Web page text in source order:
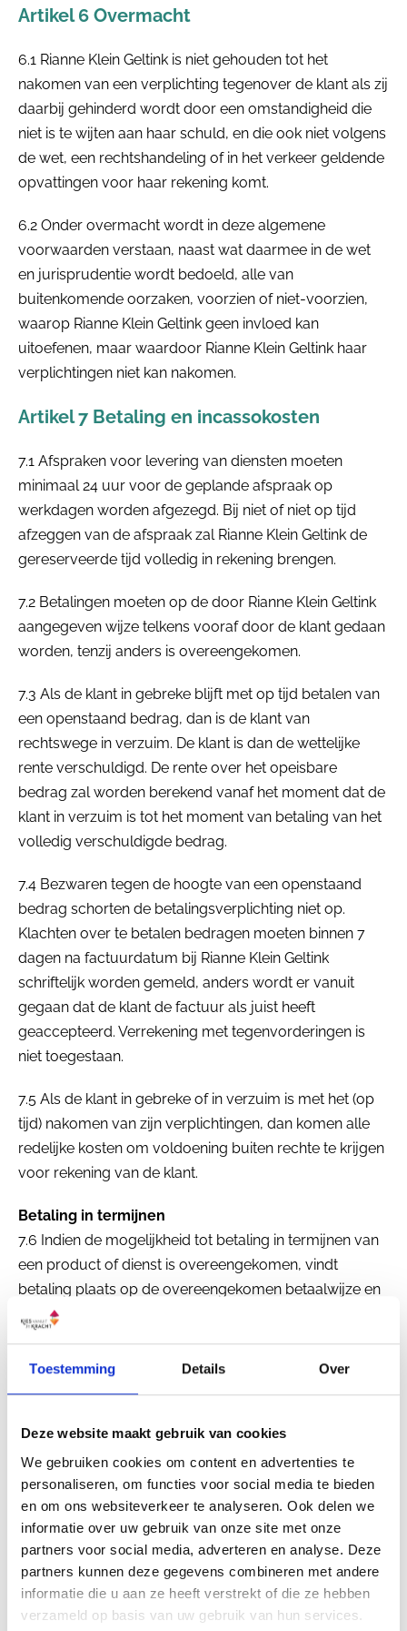
Toestemming Details Over
Deze website maakt gebruik van cookies
We gebruiken cookies om content en advertenties te
personaliseren, om functies voor social media te bieden
en om ons websiteverkeer te analyseren. Ook delen we
informatie over uw gebruik van onze site met onze
partners voor social media, adverteren en analyse. Deze
partners kunnen deze gegevens combineren met andere
informatie die u aan ze heeft verstrekt of die ze hebben
verzameld op basis van uw gebruik van hun services.
Artikel 6 Overmacht
6.1 Rianne Klein Geltink is niet gehouden tot het
nakomen van een verplichting tegenover de klant als zij
daarbij gehinderd wordt door een omstandigheid die
niet is te wijten aan haar schuld, en die ook niet volgens
de wet, een rechtshandeling of in het verkeer geldende
opvattingen voor haar rekening komt.
6.2 Onder overmacht wordt in deze algemene
voorwaarden verstaan, naast wat daarmee in de wet
en jurisprudentie wordt bedoeld, alle van
buitenkomende oorzaken, voorzien of niet-voorzien,
waarop Rianne Klein Geltink geen invloed kan
uitoefenen, maar waardoor Rianne Klein Geltink haar
verplichtingen niet kan nakomen.
Artikel 7 Betaling en incassokosten
7.1 Afspraken voor levering van diensten moeten
minimaal 24 uur voor de geplande afspraak op
werkdagen worden afgezegd. Bij niet of niet op tijd
afzeggen van de afspraak zal Rianne Klein Geltink de
gereserveerde tijd volledig in rekening brengen.
7.2 Betalingen moeten op de door Rianne Klein Geltink
aangegeven wijze telkens vooraf door de klant gedaan
worden, tenzij anders is overeengekomen.
7.3 Als de klant in gebreke blijft met op tijd betalen van
een openstaand bedrag, dan is de klant van
rechtswege in verzuim. De klant is dan de wettelijke
rente verschuldigd. De rente over het opeisbare
bedrag zal worden berekend vanaf het moment dat de
klant in verzuim is tot het moment van betaling van het
volledig verschuldigde bedrag.
7.4 Bezwaren tegen de hoogte van een openstaand
bedrag schorten de betalingsverplichting niet op.
Klachten over te betalen bedragen moeten binnen 7
dagen na factuurdatum bij Rianne Klein Geltink
schriftelijk worden gemeld, anders wordt er vanuit
gegaan dat de klant de factuur als juist heeft
geaccepteerd. Verrekening met tegenvorderingen is
niet toegestaan.
7.5 Als de klant in gebreke of in verzuim is met het (op
tijd) nakomen van zijn verplichtingen, dan komen alle
redelijke kosten om voldoening buiten rechte te krijgen
voor rekening van de klant.
Betaling in termijnen
7.6 Indien de mogelijkheid tot betaling in termijnen van
een product of dienst is overeengekomen, vindt
betaling plaats op de overeengekomen betaalwijze en
overeengekomen betaaldata. De te betalen bedragen
bevestigd in de factuur en/of in de digitale bevestiging
7.7 De betaaltermijnen zijn zogenaamde fatale
termijnen. Dat houdt in dat als een termijn niet op de
uiterste datum van de betaaltermijn is betaald, de klant
in verzuim is. Dit betekent dat Rianne Klein Geltink het
recht heeft om haar diensten direct op te schorten
en/of om de overeenkomst met de klant te ontbinden.
7.8 Rianne Klein Geltink behoudt zich het recht voor om
nog niet geleverde producten en diensten, waarvoor